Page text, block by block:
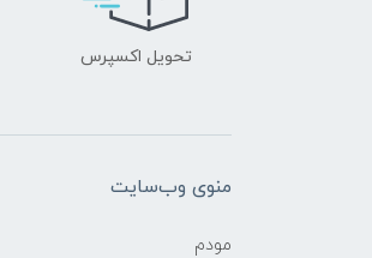
تحویل اکسپرس
منوی وب‌سایت
مودم